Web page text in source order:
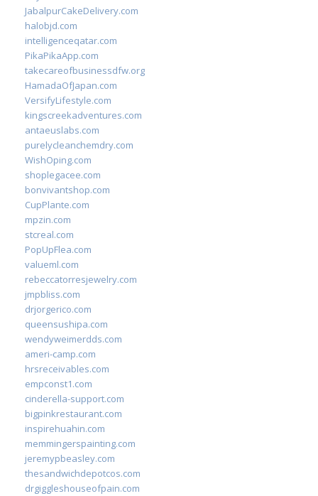
JabalpurCakeDelivery.com
halobjd.com
intelligenceqatar.com
PikaPikaApp.com
takecareofbusinessdfw.org
HamadaOfJapan.com
VersifyLifestyle.com
kingscreekadventures.com
antaeuslabs.com
purelycleanchemdry.com
WishOping.com
shoplegacee.com
bonvivantshop.com
CupPlante.com
mpzin.com
stcreal.com
PopUpFlea.com
valueml.com
rebeccatorresjewelry.com
jmpbliss.com
drjorgerico.com
queensushipa.com
wendyweimerdds.com
ameri-camp.com
hrsreceivables.com
empconst1.com
cinderella-support.com
bigpinkrestaurant.com
inspirehuahin.com
memmingerspainting.com
jeremypbeasley.com
thesandwichdepotcos.com
drgiggleshouseofpain.com